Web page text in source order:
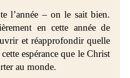
l’année – on le sait bien.
en cette année de
et réapprofondir quelle
espérance que le Christ
au monde.